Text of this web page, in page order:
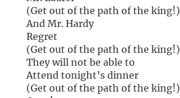
(Get out of the path of the king!)
And Mr. Hardy
Regret
(Get out of the path of the king!)
They will not be able to
Attend tonight’s dinner
(Get out of the path of the king!)